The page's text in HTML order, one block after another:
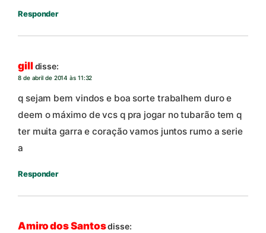
Responder
gilldisse:
8 de abril de 2014 às 11:32
q sejam bem vindos e boa sorte trabalhem duro e
deem o máximo de vcs q pra jogar no tubarão tem q
ter muita garra e coração vamos juntos rumo a serie
a
Responder
Amiro dos Santosdisse: